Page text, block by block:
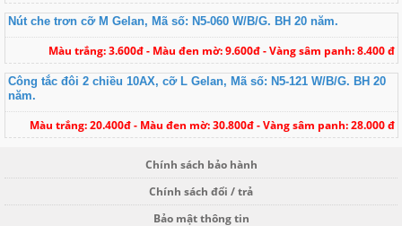
Nút che trơn cỡ M Gelan, Mã số: N5-060 W/B/G. BH 20 năm.
Màu trắng: 3.600đ - Màu đen mờ: 9.600đ - Vàng sâm panh: 8.400 đ
Công tắc đôi 2 chiều 10AX, cỡ L Gelan, Mã số: N5-121 W/B/G. BH 20
năm.
Màu trắng: 20.400đ - Màu đen mờ: 30.800đ - Vàng sâm panh: 28.000 đ
Chính sách bảo hành
Chính sách đổi / trả
Bảo mật thông tin